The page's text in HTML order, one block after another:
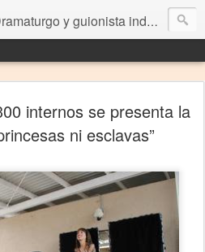
y guionista independiente
internos se presenta la
ni esclavas”